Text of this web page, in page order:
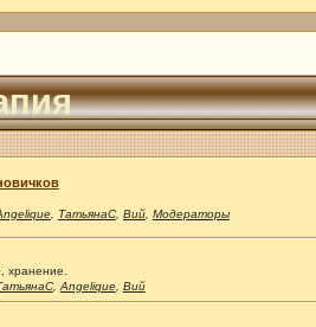
, ТатьянаС, Вий, Модераторы
хранение.
, Angelique, Вий